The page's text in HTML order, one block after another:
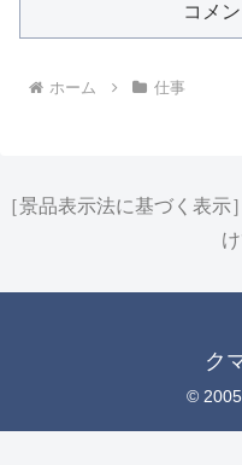
コメ
ホーム 仕事
［景品表示法に基づく表
ク
© 2005